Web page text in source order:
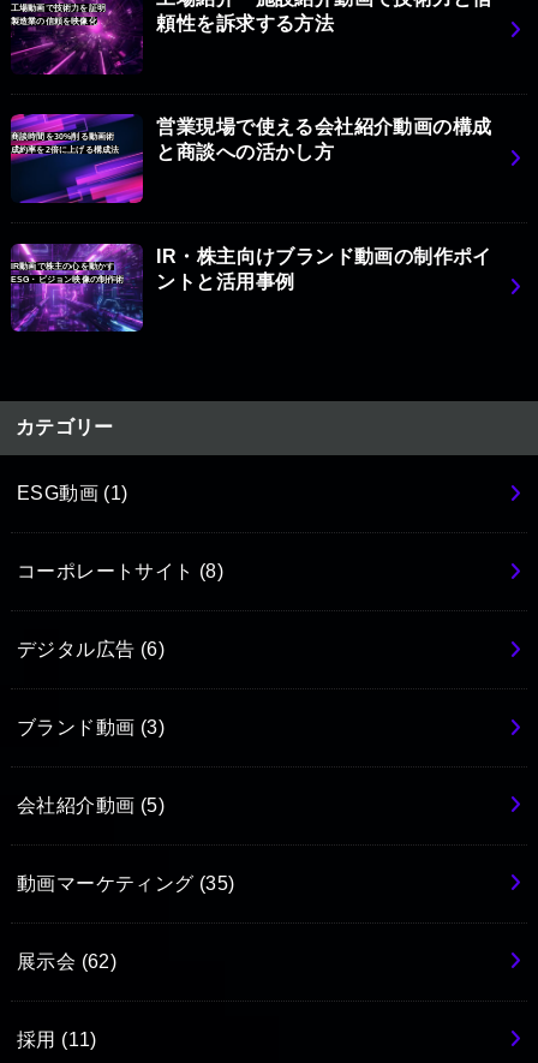
工場動画で技術力を証明
製造業の信頼を映像化
頼性を訴求する方法
商談時間を30%削る動画術
成約率を2倍に上げる構成法
営業現場で使える会社紹介動画の構成
と商談への活かし方
IR動画で株主の心を動かす
ESG・ビジョン映像の制作術
IR・株主向けブランド動画の制作ポイ
ントと活用事例
カテゴリー
ESG動画 (1)
コーポレートサイト (8)
デジタル広告 (6)
ブランド動画 (3)
会社紹介動画 (5)
動画マーケティング (35)
展示会 (62)
採用 (11)